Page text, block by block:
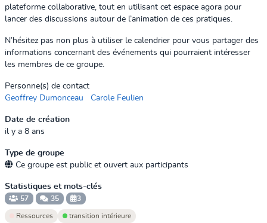
plateforme collaborative, tout en utilisant cet espace agora pour
lancer des discussions autour de l’animation de ces pratiques.
N’hésitez pas non plus à utiliser le calendrier pour vous partager des
informations concernant des événements qui pourraient intéresser
les membres de ce groupe.
Personne(s) de contact
Geoffrey Dumonceau
Carole Feulien
Date de création
il y a 8 ans
Type de groupe
Ce groupe est public et ouvert aux participants
Statistiques et mots-clés
57 35 3
Ressources transition intérieure